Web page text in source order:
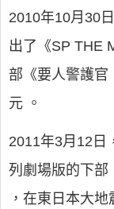
2010年10月30
出了《SP THE
部《要人警護官
元 。
2011年3月12日
列劇場版的下部
，在東日本大